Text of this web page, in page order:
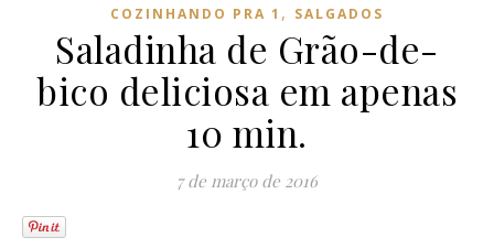
COZINHANDO PRA 1 , SALGADOS
Saladinha de Grão-de-
bico deliciosa em apenas
10 min.
7 de março de 2016